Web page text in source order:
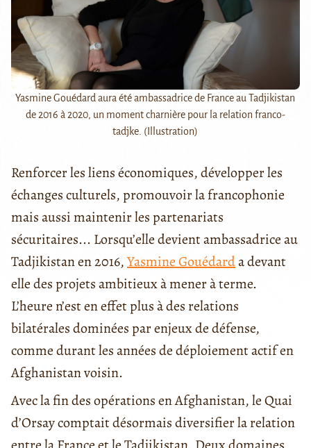
Yasmine Gouédard aura été ambassadrice de France au Tadjikistan
de 2016 à 2020, un moment charnière pour la relation franco-
tadjke. (Illustration)
Renforcer les liens économiques, développer les
échanges culturels, promouvoir la francophonie
mais aussi maintenir les partenariats
sécuritaires... Lorsqu’elle devient ambassadrice au
Tadjikistan en 2016,Yasmine Gouédarda devant
elle des projets ambitieux à mener à terme.
L’heure n’est en effet plus à des relations
bilatérales dominées par enjeux de défense,
comme durant les années de déploiement actif en
Afghanistan voisin.
Avec la fin des opérations en Afghanistan, le Quai
d’Orsay comptait désormais diversifier la relation